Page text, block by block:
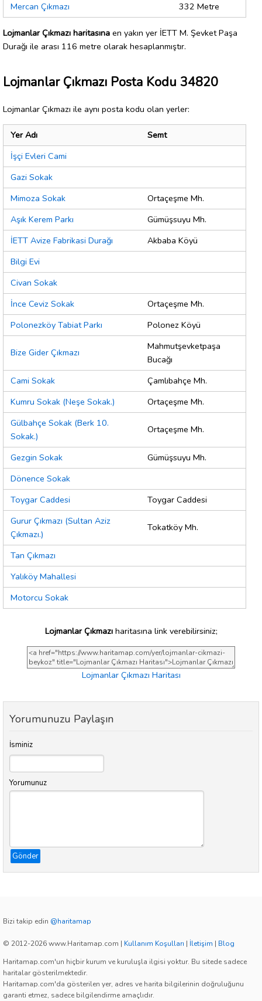
Mercan Çıkmazı
332 Metre
Lojmanlar Çıkmazı haritasına en yakın yer İETT M. Şevket Paşa
Durağı ile arası 116 metre olarak hesaplanmıştır.
Lojmanlar Çıkmazı Posta Kodu 34820
Lojmanlar Çıkmazı ile aynı posta kodu olan yerler:
Yer Adı
Semt
İşçi Evleri Cami
Gazi Sokak
Mimoza Sokak
Ortaçeşme Mh.
Aşık Kerem Parkı
Gümüşsuyu Mh.
İETT Avize Fabrikasi Durağı
Akbaba Köyü
Bilgi Evi
Civan Sokak
İnce Ceviz Sokak
Ortaçeşme Mh.
Polonezköy Tabiat Parkı
Polonez Köyü
Bize Gider Çıkmazı
Mahmutşevketpaşa
Bucağı
Cami Sokak
Çamlıbahçe Mh.
Kumru Sokak (Neşe Sokak.)
Ortaçeşme Mh.
Gülbahçe Sokak (Berk 10.
Sokak.)
Ortaçeşme Mh.
Gezgin Sokak
Gümüşsuyu Mh.
Dönence Sokak
Toygar Caddesi
Toygar Caddesi
Gurur Çıkmazı (Sultan Aziz
Çıkmazı.)
Tokatköy Mh.
Tan Çıkmazı
Yalıköy Mahallesi
Motorcu Sokak
Lojmanlar Çıkmazıharitasına link verebilirsiniz;
Lojmanlar Çıkmazı Haritası
Yorumunuzu Paylaşın
İsminiz
Yorumunuz
Gönder
Bizi takip edin @haritamap
© 2012-2026 www.Haritamap.com | Kullanım Koşulları | İletişim | Blog
Haritamap.com'un hiçbir kurum ve kuruluşla ilgisi yoktur. Bu sitede sadece
haritalar gösterilmektedir.
Haritamap.com'da gösterilen yer, adres ve harita bilgilerinin doğruluğunu
garanti etmez, sadece bilgilendirme amaçlıdır.